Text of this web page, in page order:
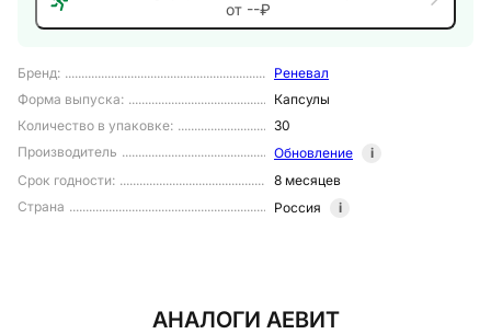
Бренд:
Реневал
Форма выпуска:
Капсулы
Количество в упаковке:
30
Производитель
Обновление
i
Срок годности:
8 месяцев
Страна
Россия i
от --₽
АНАЛОГИ АЕВИТ